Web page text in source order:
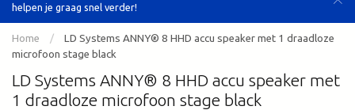
helpen je graag snel verder!
Home /
LD Systems ANNY® 8 HHD accu speaker met 1 draadloze
microfoon stage black
LD Systems ANNY® 8 HHD accu speaker met
1 draadloze microfoon stage black